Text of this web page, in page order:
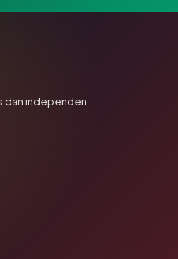
dan independen